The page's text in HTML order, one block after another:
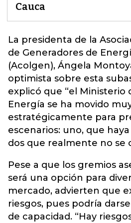
Cauca
La presidenta de la
de Generadores de
(Acolgen), Ángela
optimista sobre esta
explicó que “el Ministerio
Energía se ha movido
estratégicamente para
escenarios: uno, que
dos que realmente no se
Pese a que los gremios
será una opción para
mercado, advierten que
riesgos, pues podría
de capacidad. “Hay